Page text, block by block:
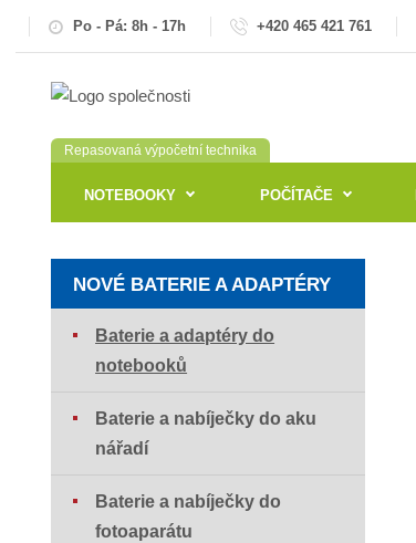
Po - Pá: 8h - 17h +420 465 421 761
Repasovaná výpočetní technika
NOTEBOOKY POČÍTAČE
NOVÉ BATERIE A ADAPTÉRY
Baterie a adaptéry do
notebooků
Baterie a nabíječky do aku
nářadí
Baterie a nabíječky do
fotoaparátu